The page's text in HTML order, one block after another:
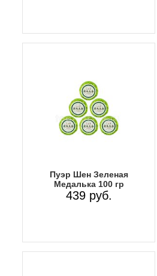
Пуэр Шен Зеленая
Медалька 100 гр
439 руб.